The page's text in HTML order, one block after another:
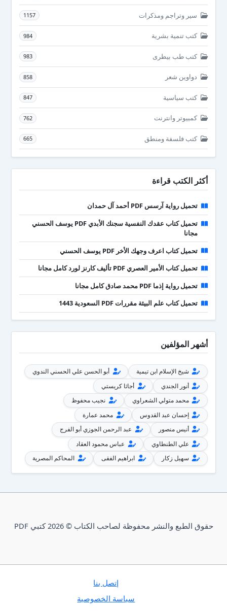
سير وتراجم ومذكرات 1157
كتب تنمية بشرية 984
كتب طب بيطرى 983
دواوين شعر 858
كتب سياسية 847
كمبيوتر وانترنت 762
كتب فلسفة ومنطق 665
أكثر الكتب قراءة
تحميل رواية آرسس PDF أحمد آل حمدان
تحميل كتاب عقدك النفسية سجنك الأبدي PDF يوسف الحسني
مجانا
تحميل كتاب اعرف وجهك الأخر PDF يوسف الحسني
تحميل كتاب الأمير العصري PDF تأليف كارنز لورد كامل مجانا
تحميل رواية إذما PDF محمد صادق كامل مجانا
تحميل كتاب علم البيئة مقررات PDF السعودية 1443
أشهر المؤلفين
شيخ الإسلام ابن تيمية
أبو الحسن علي الحسني الندوي
أنور الجندي
أجاثا كريستي
محمد متولي الشعراوي
نجيب محفوظ
إحسان عبد القدوس
محمد عمارة
أنيس منصور
عبد الرحمن الجوزي أبو الفرج
علي الطنطاوي
عباس محمود العقاد
سهيل زكار
ابراهيم الفقى المحاكم المصرية
حقوق الطبع والنشر محفوظة لصاحب الكتاب © 2026 كتبي PDF
إتصل بنا
سياسة الخصوصية